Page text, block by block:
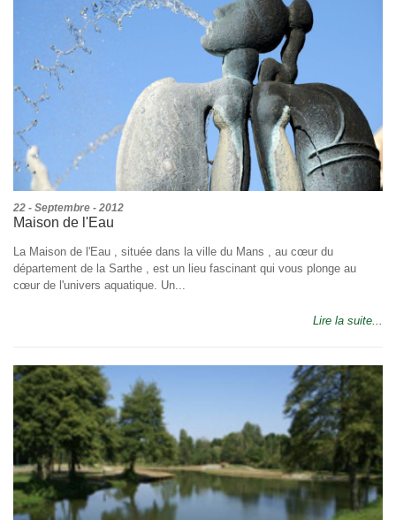
22 - Septembre - 2012
Maison de l'Eau
La Maison de l'Eau , située dans la ville du Mans , au cœur du
département de la Sarthe , est un lieu fascinant qui vous plonge au
cœur de l'univers aquatique. Un...
Lire la suite...